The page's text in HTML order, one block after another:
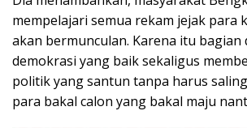
mempelajari semua rekam jejak para
akan bermunculan. Karena itu bagian
demokrasi yang baik sekaligus
politik yang santun tanpa harus
para bakal calon yang bakal maju